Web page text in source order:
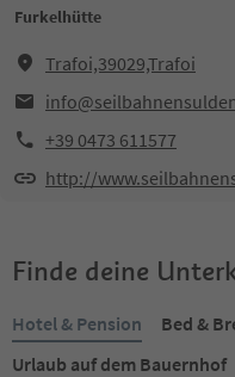
Furkelhütte
Trafoi,39029,Trafoi
+39 0473 611577
http://
Finde deine
Hotel & Pension
Bed &
Urlaub auf dem Bauernhof